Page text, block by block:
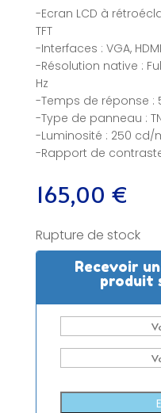
-Ecran LCD à
TFT
-Interfaces : VGA, HDMI
-Résolution native :
Hz
-Temps de réponse
-Type de panneau :
-Luminosité : 250 cd/
-Rapport de contraste
165,00 €
Rupture de stock
Recevoir
produit